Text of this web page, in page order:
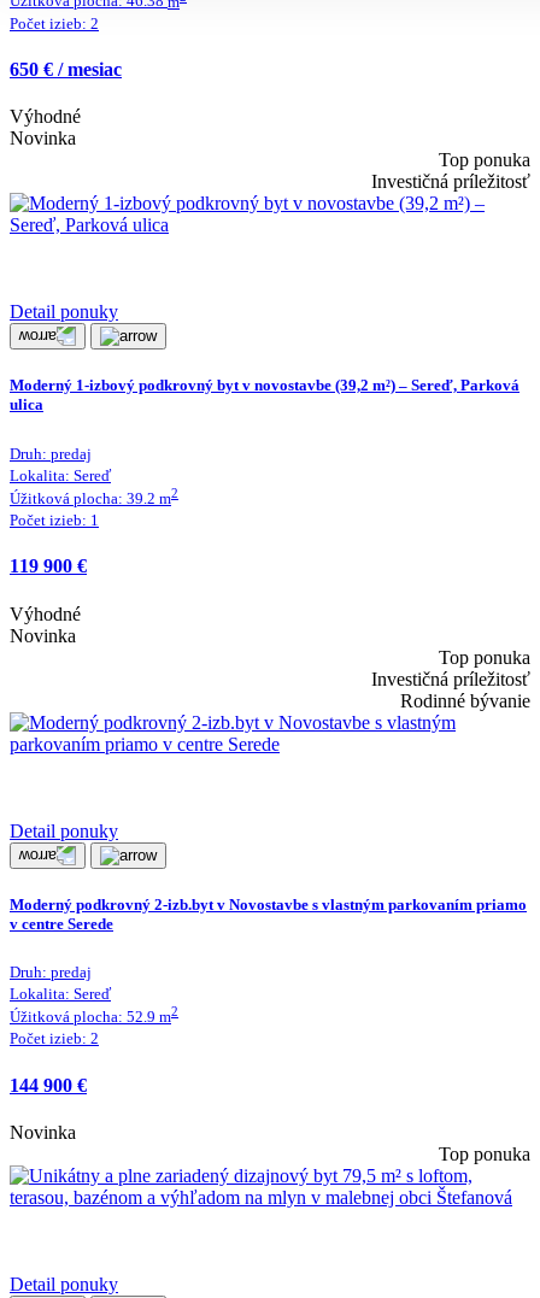
Počet izieb: 2
650 € / mesiac
Výhodné
Novinka
Top ponuka
Investičná príležitosť
Detail ponuky
Moderný 1-izbový podkrovný byt v novostavbe (39,2 m²) – Sereď, Parková
ulica
Druh: predaj
Lokalita: Sereď
Úžitková plocha: 39.2 m2
Počet izieb: 1
119 900 €
Výhodné
Novinka
Top ponuka
Investičná príležitosť
Rodinné bývanie
Detail ponuky
Moderný podkrovný 2-izb.byt v Novostavbe s vlastným parkovaním priamo
v centre Serede
Druh: predaj
Lokalita: Sereď
Úžitková plocha: 52.9 m2
Počet izieb: 2
144 900 €
Novinka
Top ponuka
Detail ponuky